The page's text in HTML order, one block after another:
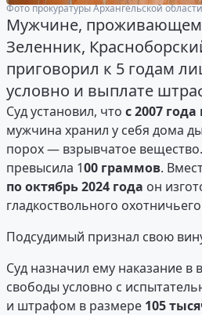
Фото прокуратуры Архангельской области
Мужчине,
Зеленник,
приговорил к 5 годам
условно и выплате
Суд установил, что с 2007
мужчина хранил у себя дома
порох — взрывчатое
превысила 100 граммов.
по октябрь 2024 года он
гладкоствольного
Подсудимый признал свою
Суд назначил ему наказание в
свободы условно с
и штрафом в размере 105